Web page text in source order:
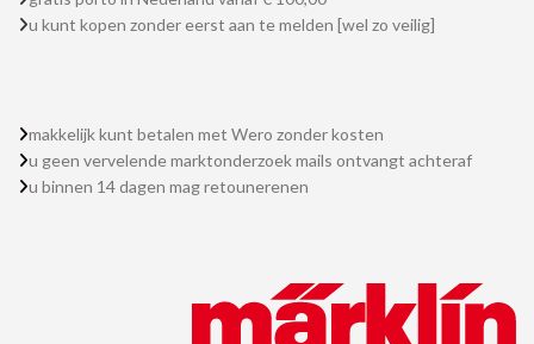
u kunt kopen zonder eerst aan te melden [wel zo veilig]
makkelijk kunt betalen met Wero zonder kosten
u geen vervelende marktonderzoek mails ontvangt achteraf
u binnen 14 dagen mag retounerenen